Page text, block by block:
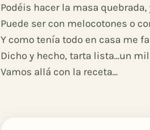
Podéis hacer la masa
Puede ser con melocotones o
Y como tenía todo en casa me
Dicho y hecho, tarta lista...un
Vamos allá con la receta...